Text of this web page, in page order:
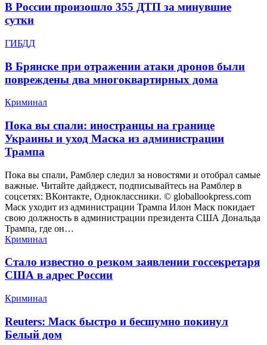
В России произошло 355 ДТП за минувшие
сутки
ГИБДД
В Брянске при отражении атаки дронов были
повреждены два многоквартирных дома
Криминал
Пока вы спали: иностранцы на границе
Украины и уход Маска из администрации
Трампа
Пока вы спали, Рамблер следил за новостями и отобрал самые
важные. Читайте дайджест, подписывайтесь на Рамблер в
соцсетях: ВКонтакте, Одноклассники. © globallookpress.com
Маск уходит из администрации Трампа Илон Маск покидает
свою должность в администрации президента США Дональда
Трампа, где он…
Криминал
Стало известно о резком заявлении госсекретаря
США в адрес России
Криминал
Reuters: Маск быстро и бесшумно покинул
Белый дом